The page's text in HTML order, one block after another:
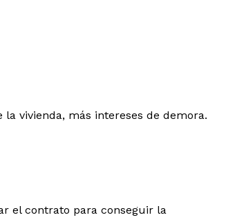
vivienda, más intereses de demora.
el contrato para conseguir la